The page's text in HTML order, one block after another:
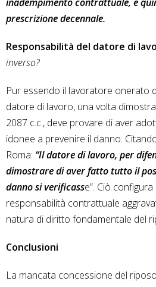
prescrizione decennale.
Responsabilità del datore di
inverso?
Pur essendo il lavoratore onerato
datore di lavoro, una volta
2087 c.c., deve provare di aver
idonee a prevenire il danno.
Roma: “Il datore di lavoro, per
dimostrare di aver fatto tutto il
danno si verificasse”. Ciò
responsabilità contrattuale
natura di diritto fondamentale del
Conclusioni
La mancata concessione del